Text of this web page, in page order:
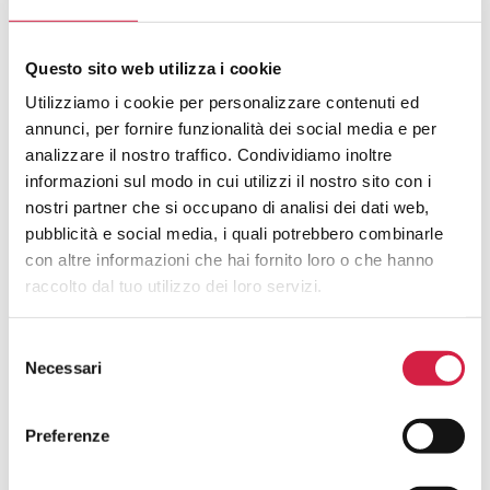
Questo sito web utilizza i cookie
Utilizziamo i cookie per personalizzare contenuti ed
annunci, per fornire funzionalità dei social media e per
analizzare il nostro traffico. Condividiamo inoltre
informazioni sul modo in cui utilizzi il nostro sito con i
nostri partner che si occupano di analisi dei dati web,
pubblicità e social media, i quali potrebbero combinarle
con altre informazioni che hai fornito loro o che hanno
raccolto dal tuo utilizzo dei loro servizi.
delNecessari
Preferenze
ROSA
Come Viene Assegnato Il Bollino
Rosa?
Come Riconosco Un Ospedale Bollino
Rosa?
Come Posso Utilizzare I Servizi Offerti